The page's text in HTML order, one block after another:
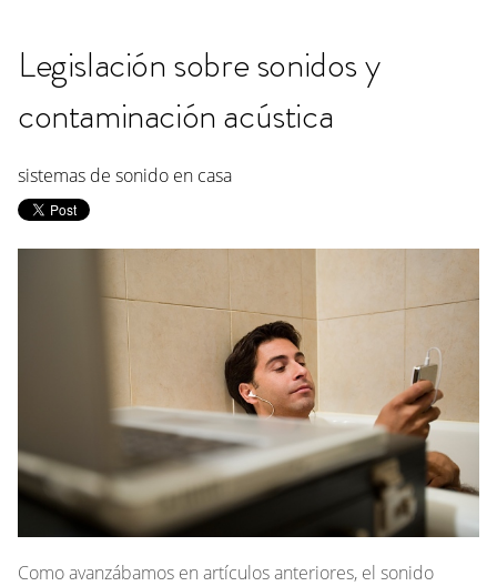
Legislación sobre sonidos y
contaminación acústica
sistemas de sonido en casa
Como avanzábamos en artículos anteriores, el sonido